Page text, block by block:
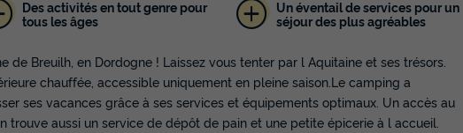
Des activités en tout genre pour
tous les âges
Un éventail de services pour un
séjour des plus agréables
de Breuilh, en Dordogne ! Laissez vous tenter par l Aquitaine et ses trésors.
chauffée, accessible uniquement en pleine saison.Le camping a
ses vacances grâce à ses services et équipements optimaux. Un accès au
trouve aussi un service de dépôt de pain et une petite épicerie à l accueil.